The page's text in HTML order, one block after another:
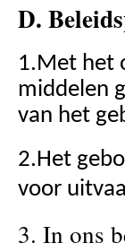
D.
1.Met het
middelen
van het
2.Het
voor
3. In ons